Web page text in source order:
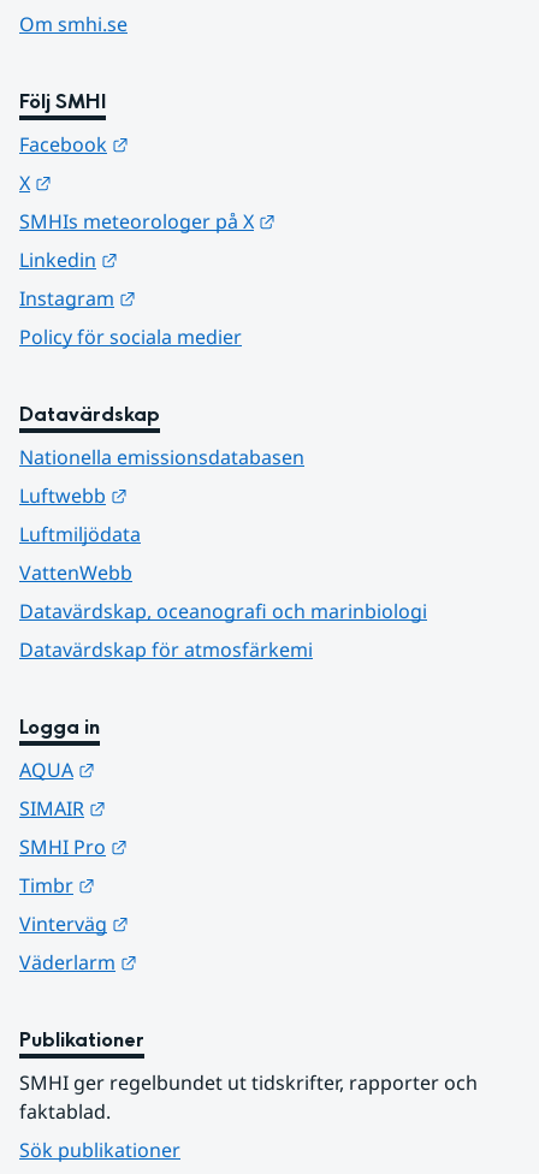
Om smhi.se
Följ SMHI
Facebook
X
SMHIs meteorologer på X
Linkedin
Instagram
Policy för sociala medier
Datavärdskap
Nationella emissionsdatabasen
Luftwebb
Luftmiljödata
VattenWebb
Datavärdskap, oceanografi och marinbiologi
Datavärdskap för atmosfärkemi
Logga in
AQUA
SIMAIR
SMHI Pro
Timbr
Vinterväg
Väderlarm
Publikationer
SMHI ger regelbundet ut tidskrifter, rapporter och
faktablad.
Sök publikationer